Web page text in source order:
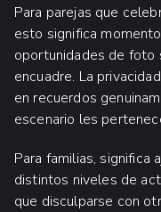
Para parejas que
esto significa
oportunidades de foto
encuadre. La
en recuerdos
escenario les
Para familias, significa
distintos niveles de
que disculparse con